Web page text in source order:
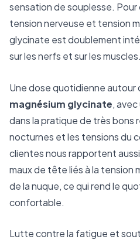
sensation de souplesse. Pour
tension nerveuse et tension
glycinate est doublement
sur les nerfs et sur les muscles.
Une dose quotidienne autour
magnésium glycinate,
dans la pratique de très bons
nocturnes et les tensions du
clientes nous rapportent
maux de tête liés à la tension
de la nuque, ce qui rend le
confortable.
Lutte contre la fatigue et